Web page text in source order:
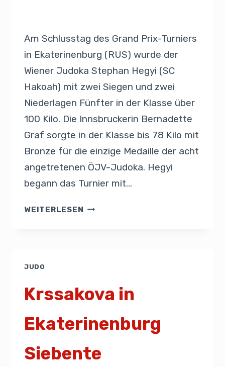
Am Schlusstag des Grand Prix-Turniers
in Ekaterinenburg (RUS) wurde der
Wiener Judoka Stephan Hegyi (SC
Hakoah) mit zwei Siegen und zwei
Niederlagen Fünfter in der Klasse über
100 Kilo. Die Innsbruckerin Bernadette
Graf sorgte in der Klasse bis 78 Kilo mit
Bronze für die einzige Medaille der acht
angetretenen ÖJV-Judoka. Hegyi
begann das Turnier mit…
WEITERLESEN
JUDO
Krssakova in
Ekaterinenburg
Siebente